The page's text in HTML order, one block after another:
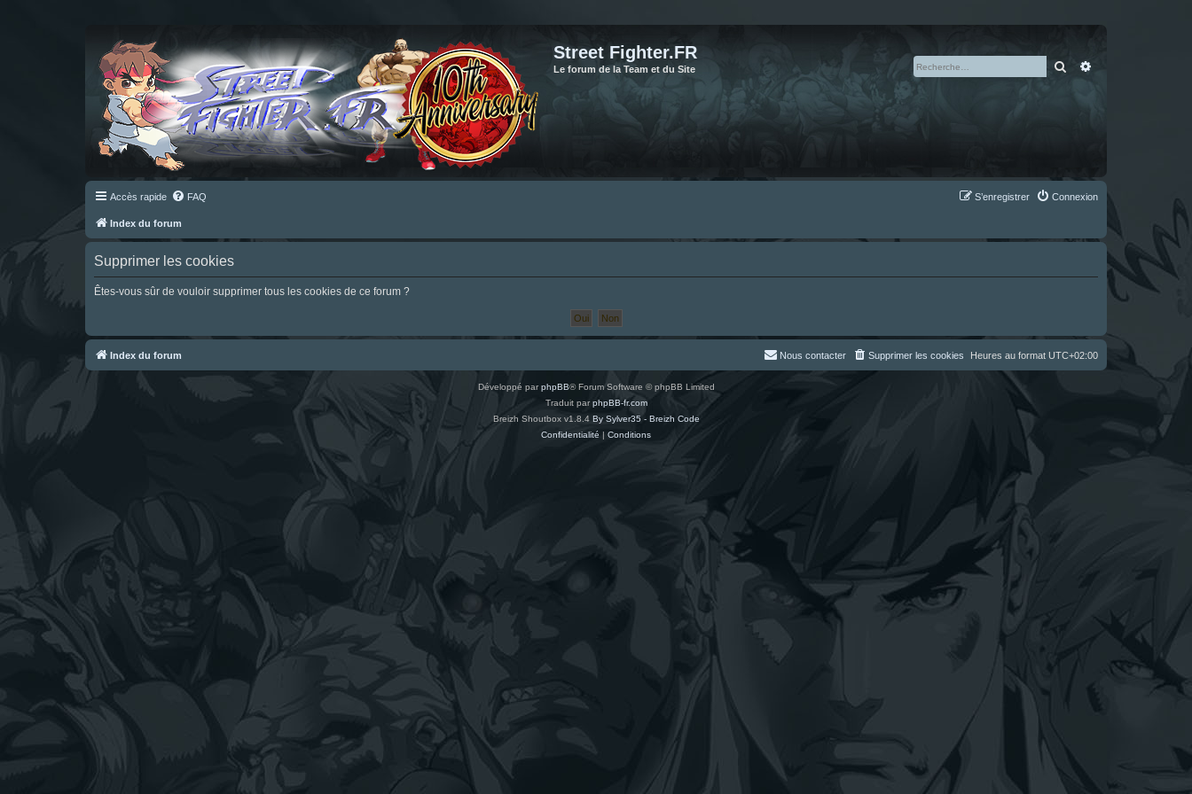
Street Fighter.FR
Le forum de la Team et du Site Rechercher
Accès rapide FAQ Connexion
S’enregistrer
Index du forum
Supprimer les cookies
Êtes-vous sûr de vouloir supprimer tous les cookies de ce forum ?
Index du forum Heures au format UTC+02:00
Supprimer les cookies
Nous contacter
Développé parphpBB® Forum Software © phpBB Limited
Traduit parphpBB-fr.com
Breizh Shoutbox v1.8.4 By Sylver35 - Breizh Code
Confidentialité | Conditions